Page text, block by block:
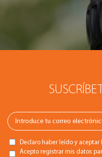
Declaro haber leído y aceptar
Acepto registrar mis datos